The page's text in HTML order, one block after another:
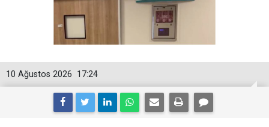
17:24
10 Ağustos 2026